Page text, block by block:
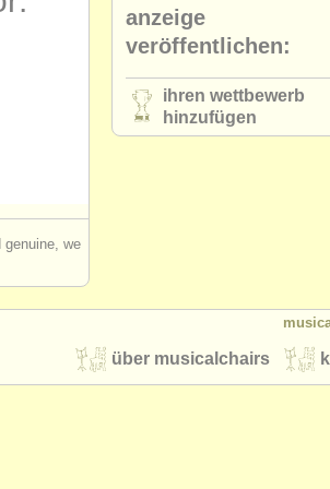
we
anzeige
veröffentlichen:
ihren wettbewerb
hinzufügen
über musicalchairs